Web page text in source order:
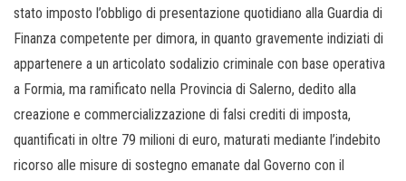
stato imposto l’obbligo di presentazione quotidiano alla Guardia di
Finanza competente per dimora, in quanto gravemente indiziati di
appartenere a un articolato sodalizio criminale con base operativa
a Formia, ma ramificato nella Provincia di Salerno, dedito alla
creazione e commercializzazione di falsi crediti di imposta,
quantificati in oltre 79 milioni di euro, maturati mediante l’indebito
ricorso alle misure di sostegno emanate dal Governo con il